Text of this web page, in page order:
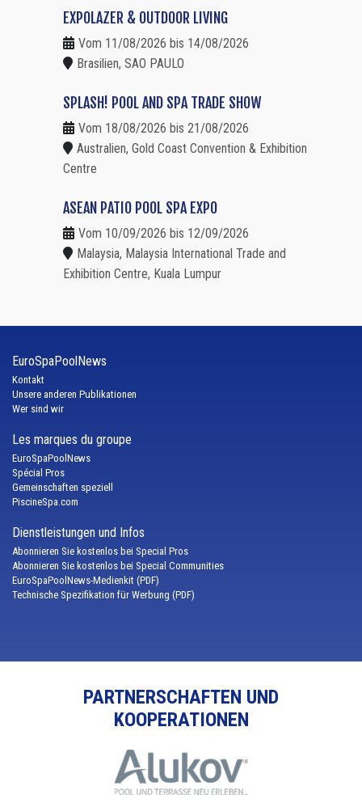
EXPOLAZER & OUTDOOR LIVING
Vom 11/08/2026 bis 14/08/2026
Brasilien, SAO PAULO
SPLASH! POOL AND SPA TRADE SHOW
Vom 18/08/2026 bis 21/08/2026
Australien, Gold Coast Convention & Exhibition
Centre
ASEAN PATIO POOL SPA EXPO
Vom 10/09/2026 bis 12/09/2026
Malaysia, Malaysia International Trade and
Exhibition Centre, Kuala Lumpur
EuroSpaPoolNews
Kontakt
Unsere anderen Publikationen
Wer sind wir
Les marques du groupe
EuroSpaPoolNews
Spécial Pros
Gemeinschaften speziell
PiscineSpa.com
Dienstleistungen und Infos
Abonnieren Sie kostenlos bei Special Pros
Abonnieren Sie kostenlos bei Special Communities
EuroSpaPoolNews-Medienkit (PDF)
Technische Spezifikation für Werbung (PDF)
PARTNERSCHAFTEN UND
KOOPERATIONEN